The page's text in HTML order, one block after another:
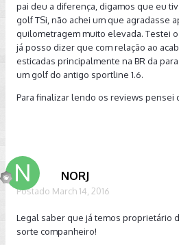
pai deu a diferença, digamos que eu
golf TSi, não achei um que agradasse
quilometragem muito elevada. Testei
já posso dizer que com relação ao
esticadas principalmente na BR da
um golf do antigo sportline 1.6.
Para finalizar lendo os reviews pensei
NORJ
Postado March 14, 2016
Legal saber que já temos proprietário
sorte companheiro!